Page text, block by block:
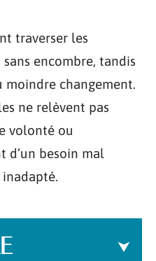
traverser les
encombre, tandis
moindre changement.
ne relèvent pas
volonté ou
d’un besoin mal